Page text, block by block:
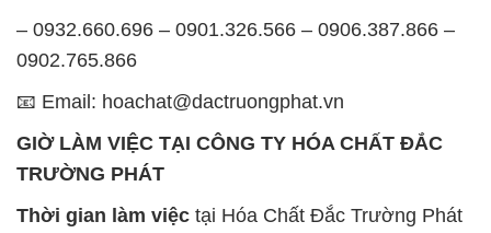
– 0932.660.696 – 0901.326.566 – 0906.387.866 –
0902.765.866
📧 Email: hoachat@dactruongphat.vn
GIỜ LÀM VIỆC TẠI CÔNG TY HÓA CHẤT ĐẮC
TRƯỜNG PHÁT
Thời gian làm việc tại Hóa Chất Đắc Trường Phát